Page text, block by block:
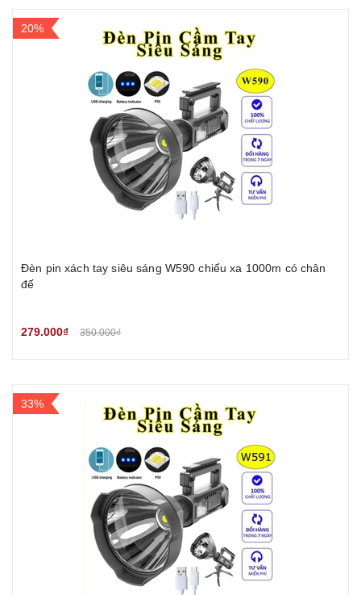
20%
Đèn pin xách tay siêu sáng W590 chiếu xa 1000m có chân
đế
279.000₫ 350.000₫
33%